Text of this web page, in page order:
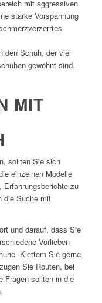
mit aggressiven
starke Vorspannung
den Schuh, der viel
gewöhnt sind.
MIT
sollten Sie sich
einzelnen Modelle
Erfahrungsberichte zu
die Suche mit
und darauf, dass Sie
Vorlieben
Klettern Sie gerne
Sie Routen, bei
Fragen sollten in die